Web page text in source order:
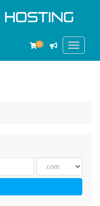
Toggle
0